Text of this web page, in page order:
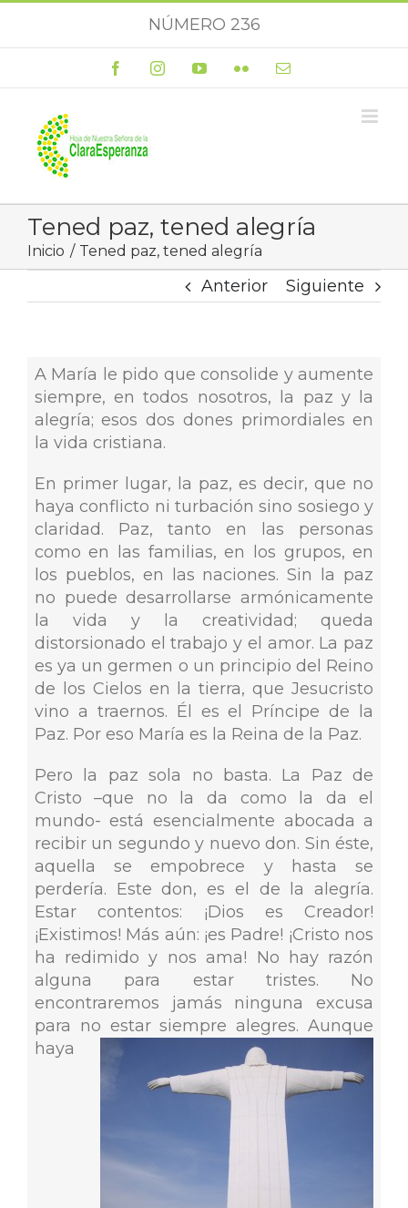
NÚMERO 236
FacebookInstagramYouTubeFlickr Correo
Tened paz, tened alegría
Inicio Tened paz, tened alegría
Anterior Siguiente
A María le pido que consolide y aumente
siempre, en todos nosotros, la paz y la
alegría; esos dos dones primordiales en
la vida cristiana.
En primer lugar, la paz, es decir, que no
haya conflicto ni turbación sino sosiego y
claridad. Paz, tanto en las personas
como en las familias, en los grupos, en
los pueblos, en las naciones. Sin la paz
no puede desarrollarse armónicamente
la vida y la creatividad; queda
distorsionado el trabajo y el amor. La paz
es ya un germen o un principio del Reino
de los Cielos en la tierra, que Jesucristo
vino a traernos. Él es el Príncipe de la
Paz. Por eso María es la Reina de la Paz.
Pero la paz sola no basta. La Paz de
Cristo –que no la da como la da el
mundo- está esencialmente abocada a
recibir un segundo y nuevo don. Sin éste,
aquella se empobrece y hasta se
perdería. Este don, es el de la alegría.
Estar contentos: ¡Dios es Creador!
¡Existimos! Más aún: ¡es Padre! ¡Cristo nos
ha redimido y nos ama! No hay razón
alguna para estar tristes. No
encontraremos jamás ninguna excusa
para no estar siempre alegres. Aunque
haya